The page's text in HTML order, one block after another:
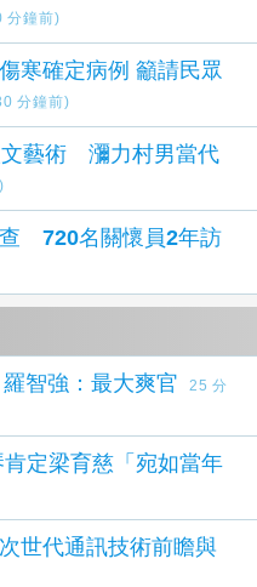
分鐘前)
寒確定病例 籲請民眾
分鐘前)
文藝術 瀰力村男當代
720名關懷員2年訪
智強：最大爽官
25 分
定梁育慈「宛如當年
世代通訊技術前瞻與